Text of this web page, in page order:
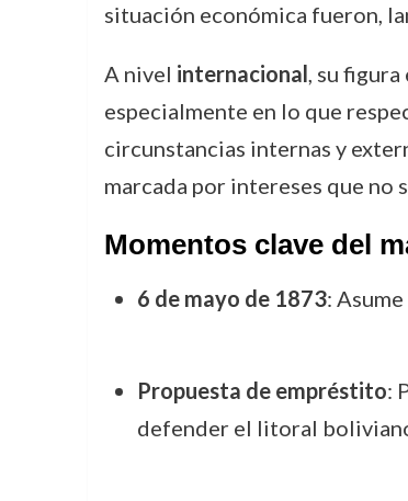
situación económica fueron,
A nivel internacional, su
especialmente en lo que
circunstancias internas y
marcada por intereses que no
Momentos clave del
6 de mayo de 1873:
Propuesta de empréstito:
defender el litoral